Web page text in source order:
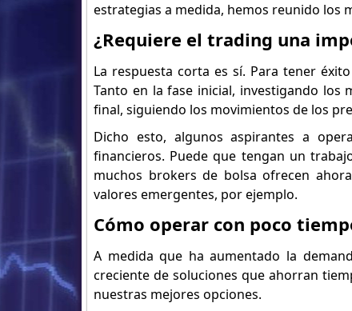
estrategias a medida, hemos reunido los
¿Requiere el trading una
La respuesta corta es sí. Para tener
Tanto en la fase inicial, investigando los
final, siguiendo los movimientos de los
Dicho esto, algunos aspirantes a
financieros. Puede que tengan un
muchos brokers de bolsa ofrecen
valores emergentes, por ejemplo.
Cómo operar con poco
A medida que ha aumentado la
creciente de soluciones que ahorran
nuestras mejores opciones.